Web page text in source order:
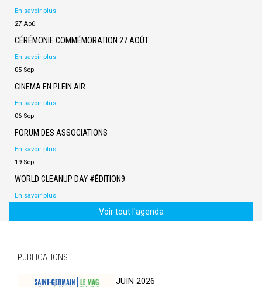
En savoir plus
27 Aoû
CÉRÉMONIE COMMÉMORATION 27 AOÛT
En savoir plus
05 Sep
CINEMA EN PLEIN AIR
En savoir plus
06 Sep
FORUM DES ASSOCIATIONS
En savoir plus
19 Sep
WORLD CLEANUP DAY #ÉDITION9
En savoir plus
Voir tout l'agenda
PUBLICATIONS
JUIN 2026